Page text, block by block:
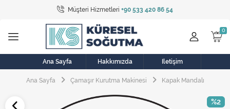
Müşteri Hizmetleri +90 533 420 86 54
Tüm Kategoriler
Bulaşık Makinesi
Buzdolabı
Çamaşır Kurutma Makinesi
Ana Sayfa Hakkımızda İletişim
Ana Sayfa Çamaşır Kurutma Makinesi Kapak Mandalı
%2